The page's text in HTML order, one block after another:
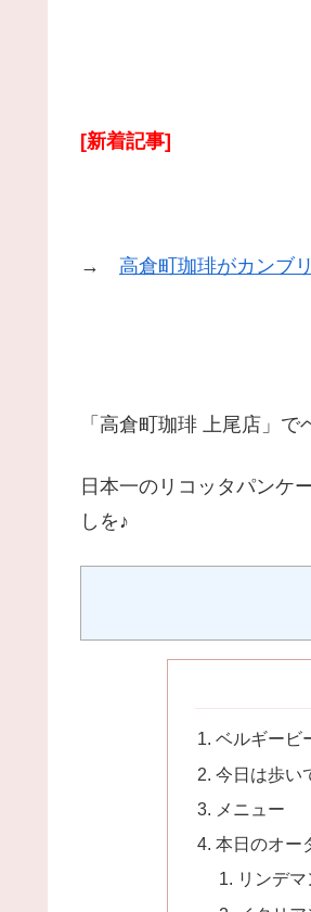
[新着記事]
→ 高倉町珈琲がカンブ
「高倉町珈琲 上尾店」
日本一のリコッタパンケ
しを♪
ベルギービ
今日は歩い
メニュー
本日のオー
リンデ